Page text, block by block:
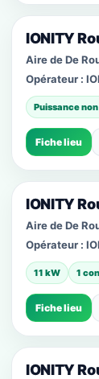
IONITY
Aire de De
Opérateur :
Puissance
Fiche lieu
IONITY
Aire de De
Opérateur :
11 kW 1
Fiche lieu
IONITY